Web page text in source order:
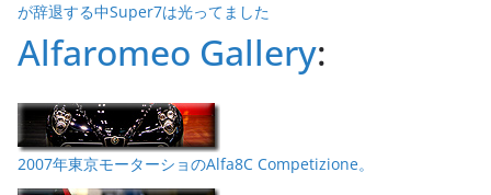
が辞退する中Super7は光ってました
Alfaromeo Gallery:
2007年東京モーターショのAlfa8C Competizione。